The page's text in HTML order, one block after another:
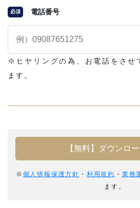
必須 電話番号
※ヒヤリングの為、お電話をさせ
ます。
※ 個人情報保護方針 ・ 利用規約 ・ 業務
ます。